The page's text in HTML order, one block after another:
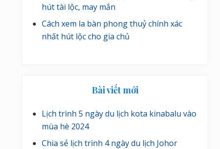
hút tài lộc, may mắn
Cách xem la bàn phong thuỷ chính xác
nhất hút lộc cho gia chủ
Bài viết mới
Lịch trình 5 ngày du lịch kota kinabalu vào
mùa hè 2024
Chia sẻ lịch trình 4 ngày du lịch Johor